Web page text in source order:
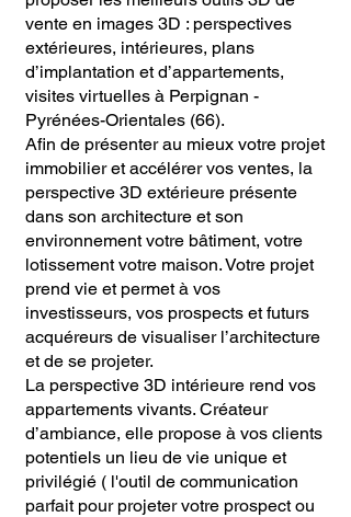
vente en images 3D : perspectives
extérieures, intérieures, plans
d’implantation et d’appartements,
visites virtuelles à Perpignan -
Pyrénées-Orientales (66).
Afin de présenter au mieux votre projet
immobilier et accélérer vos ventes, la
perspective 3D extérieure présente
dans son architecture et son
environnement votre bâtiment, votre
lotissement votre maison. Votre projet
prend vie et permet à vos
investisseurs, vos prospects et futurs
acquéreurs de visualiser l’architecture
et de se projeter.
La perspective 3D intérieure rend vos
appartements vivants. Créateur
d’ambiance, elle propose à vos clients
potentiels un lieu de vie unique et
privilégié ( l'outil de communication
parfait pour projeter votre prospect ou